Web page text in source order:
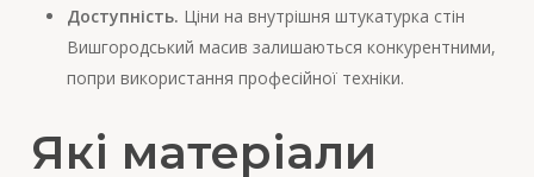
Доступність. Ціни на внутрішня штукатурка стін
Вишгородський масив залишаються конкурентними,
попри використання професійної техніки.
Які матеріали